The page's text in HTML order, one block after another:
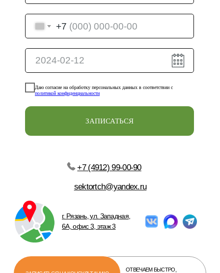
+7
Даю согласие на обработку персональных данных в соответствии с
политикой конфиденциальности
ЗАПИСАТЬСЯ